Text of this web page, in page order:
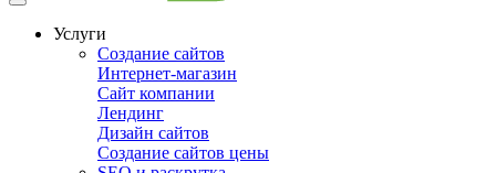
Toggle
navigationУслуги
Создание сайтов
Интернет-магазин
Сайт компании
Лендинг
Дизайн сайтов
Создание сайтов цены